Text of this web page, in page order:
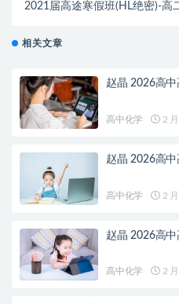
2021届高途寒假班(HL绝密)-高
相关文章
赵晶 2026高
高中化学 2
赵晶 2026高
高中化学 2
赵晶 2026高
高中化学 2